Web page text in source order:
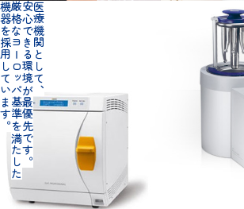
医療機関として、
安心できる環境が最優先です。
厳格なヨーロッパ基準を満たした
います。